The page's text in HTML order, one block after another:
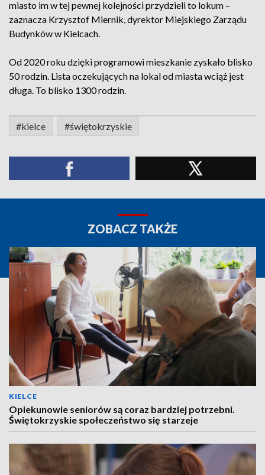
miasto im w tej pewnej kolejności przydzieli to lokum –
zaznacza Krzysztof Miernik, dyrektor Miejskiego Zarządu
Budynków w Kielcach.
Od 2020 roku dzięki programowi mieszkanie zyskało blisko
50 rodzin. Lista oczekujących na lokal od miasta wciąż jest
długa. To blisko 1300 rodzin.
#kielce #świętokrzyskie
ZOBACZ TAKŻE
KIELCE
Opiekunowie seniorów są coraz bardziej potrzebni.
Świętokrzyskie społeczeństwo się starzeje